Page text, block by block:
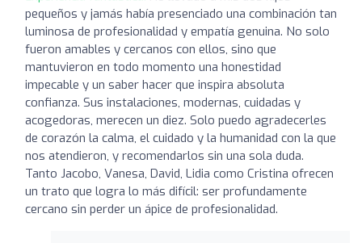
pequeños y jamás había presenciado una combinación tan
luminosa de profesionalidad y empatía genuina. No solo
fueron amables y cercanos con ellos, sino que
mantuvieron en todo momento una honestidad
impecable y un saber hacer que inspira absoluta
confianza. Sus instalaciones, modernas, cuidadas y
acogedoras, merecen un diez. Solo puedo agradecerles
de corazón la calma, el cuidado y la humanidad con la que
nos atendieron, y recomendarlos sin una sola duda.
Tanto Jacobo, Vanesa, David, Lidia como Cristina ofrecen
un trato que logra lo más difícil: ser profundamente
cercano sin perder un ápice de profesionalidad.